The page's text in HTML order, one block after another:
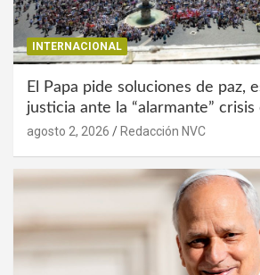
INTERNACIONAL
El Papa pide soluciones de paz,
justicia ante la “alarmante” crisis
agosto 2, 2026 Redacción NVC